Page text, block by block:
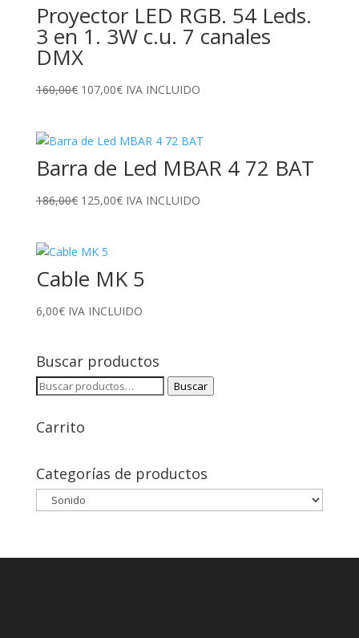
Proyector LED RGB. 54 Leds.
3 en 1. 3W c.u. 7 canales
DMX
160,00€ El
era:
160,00€.
107,00€El
es:
107,00€.
IVA INCLUIDO
Barra de Led MBAR 4 72 BAT
186,00€ El
era:
186,00€.
125,00€El
125,00€.
IVA INCLUIDO
Cable MK 5
6,00€ IVA INCLUIDO
Buscar productos
Buscar
Buscar
Carrito
Categorías de productos